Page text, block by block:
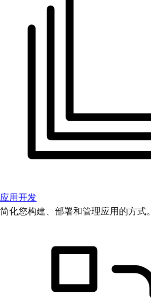
应用开发
简化您构建、部署和管理应用的方式。